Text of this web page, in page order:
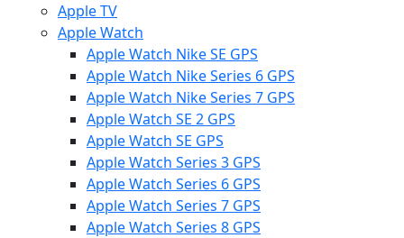
Apple TV
Apple Watch
Apple Watch Nike SE GPS
Apple Watch Nike Series 6 GPS
Apple Watch Nike Series 7 GPS
Apple Watch SE 2 GPS
Apple Watch SE GPS
Apple Watch Series 3 GPS
Apple Watch Series 6 GPS
Apple Watch Series 7 GPS
Apple Watch Series 8 GPS